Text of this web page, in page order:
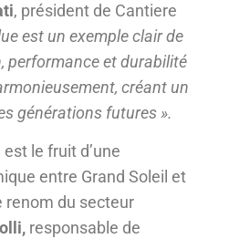
, président de Cantiere
est un exemple clair de
performance et durabilité
créant un
générations futures ».
le fruit d’une
entre Grand Soleil et
renom du secteur
responsable de